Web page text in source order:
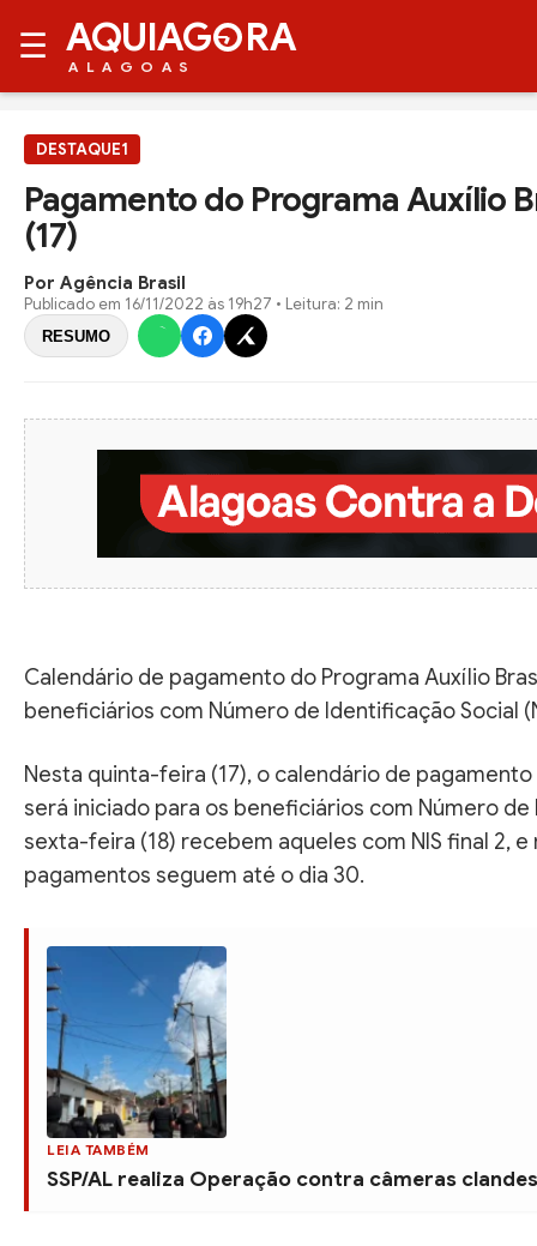
☰ AQUIAG RA
ALAGOAS
DESTAQUE1
Pagamento do Programa Auxílio
(17)
Por Agência Brasil
Publicado em 16/11/2022 às 19h27 • Leitura: 2 min
RESUMO
Calendário de pagamento do Programa Auxílio
beneficiários com Número de Identificação Social
Nesta quinta-feira (17), o calendário de
será iniciado para os beneficiários com Número de
sexta-feira (18) recebem aqueles com NIS final 2, e
pagamentos seguem até o dia 30.
LEIA TAMBÉM
SSP/AL realiza Operação contra câmeras